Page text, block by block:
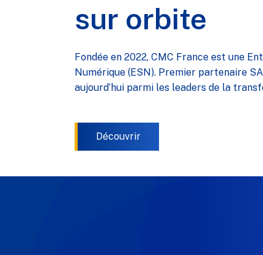
sur orbite
Fondée en 2022, CMC France est une
Numérique (ESN). Premier partenaire
aujourd’hui parmi les leaders de la
Découvrir